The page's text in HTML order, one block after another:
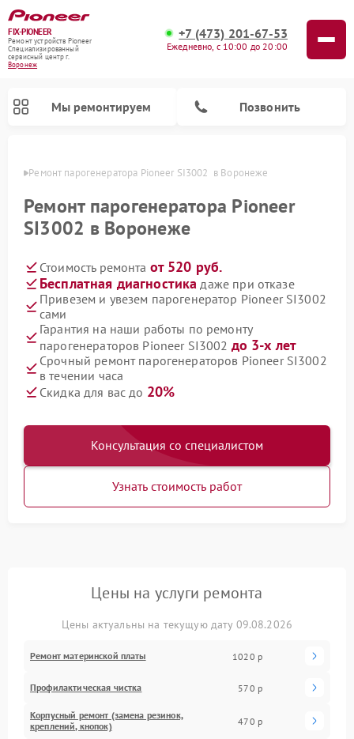
FIX-PIONEER
Ремонт устройств Pioneer
Специализированный
cервисный центр г.
Воронеж
+7 (473) 201-67-53
Ежедневно, с 10:00 до 20:00
Мы ремонтируем Позвонить
Ремонт парогенератора Pioneer SI3002  в Воронеже
Ремонт парогенератора Pioneer
SI3002 в Воронеже
Стоимость ремонта от 520 руб.
Бесплатная диагностика даже при отказе
Привезем и увезем парогенератор Pioneer SI3002
сами
Гарантия на наши работы по ремонту
парогенераторов Pioneer SI3002 до 3-х лет
Срочный ремонт парогенераторов Pioneer SI3002
в течении часа
Скидка для вас до 20%
Консультация со специалистом
Узнать стоимость работ
Цены на услуги ремонта
Цены актуальны на текущую дату 09.08.2026
Ремонт материнской платы 1020 р
Профилактическая чистка 570 р
Корпусный ремонт (замена резинок,
креплений, кнопок)
470 р